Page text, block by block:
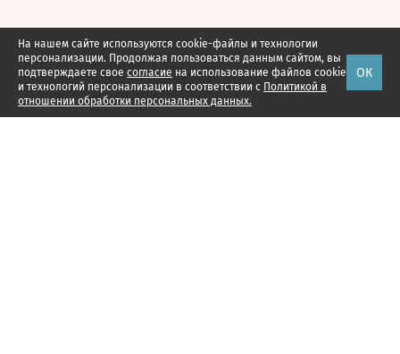
На нашем сайте используются cookie-файлы и технологии
персонализации. Продолжая пользоваться данным сайтом, вы
подтверждаете свое согласие на использование файлов cookie
и технологий персонализации в соответствии с Политикой в
отношении обработки персональных данных.
ОК